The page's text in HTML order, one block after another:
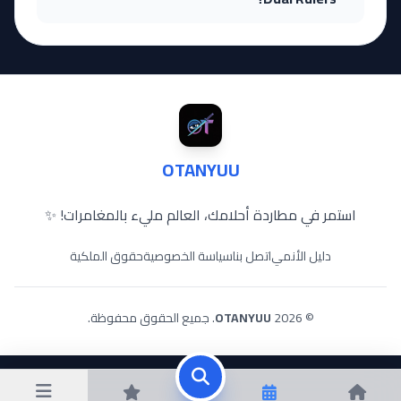
OTANYUU
استمر في مطاردة أحلامك، العالم مليء بالمغامرات! ✨
دليل الأنمياتصل بناسياسة الخصوصيةحقوق الملكية
© 2026
OTANYUU. جميع الحقوق محفوظة.